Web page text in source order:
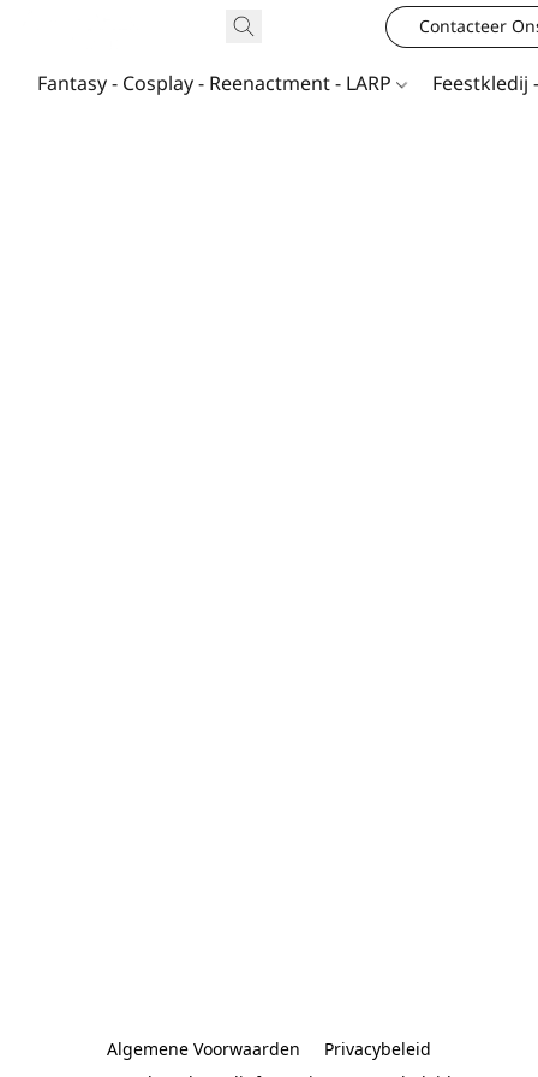
Contacteer
Fantasy - Cosplay - Reenactment - LARP Feestkledij
Algemene Voorwaarden
Privacybeleid